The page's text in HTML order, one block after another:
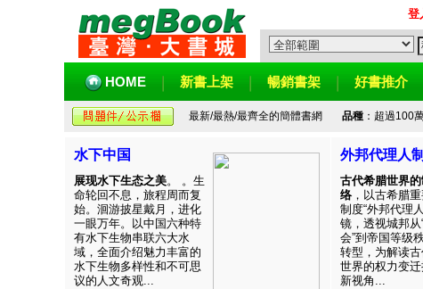
登
HOME 新書上架 暢銷書架 好書推介
最新/最熱/最齊全的簡體書網 品種：超過100
水下中国
展现水下生态之美。 。生
命轮回不息，旅程周而复
始。洄游披星戴月，进化
一眼万年。以中国六种特
有水下生物串联六大水
域，全面介绍魅力丰富的
水下生物多样性和不可思
议的人文奇观...
外邦代理人
古代希腊世界的
络 ，以古希腊
制度“外邦代理
镜，透视城邦从
会”到帝国等级
转型，为解读
世界的权力变
新视角...